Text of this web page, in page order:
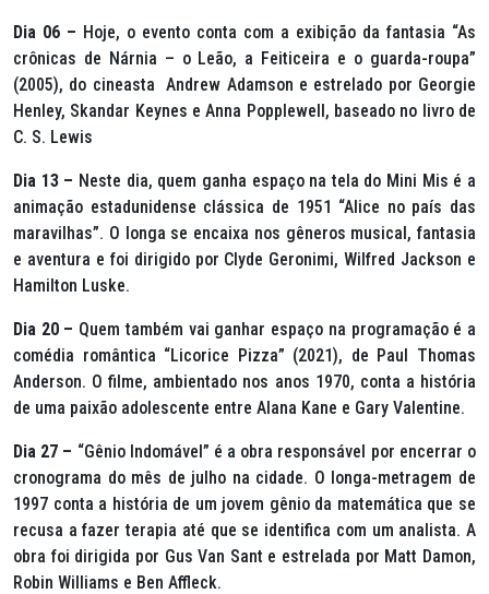
Dia 06 – Hoje, o evento conta com a exibição da fantasia “As
crônicas de Nárnia – o Leão, a Feiticeira e o guarda-roupa”
(2005), do cineasta Andrew Adamson e estrelado por Georgie
Henley, Skandar Keynes e Anna Popplewell, baseado no livro de
C. S. Lewis
Dia 13 – Neste dia, quem ganha espaço na tela do Mini Mis é a
animação estadunidense clássica de 1951 “Alice no país das
maravilhas”. O longa se encaixa nos gêneros musical, fantasia
e aventura e foi dirigido por Clyde Geronimi, Wilfred Jackson e
Hamilton Luske.
Dia 20 – Quem também vai ganhar espaço na programação é a
comédia romântica “Licorice Pizza” (2021), de Paul Thomas
Anderson. O filme, ambientado nos anos 1970, conta a história
de uma paixão adolescente entre Alana Kane e Gary Valentine.
Dia 27 – “Gênio Indomável” é a obra responsável por encerrar o
cronograma do mês de julho na cidade. O longa-metragem de
1997 conta a história de um jovem gênio da matemática que se
recusa a fazer terapia até que se identifica com um analista. A
obra foi dirigida por Gus Van Sant e estrelada por Matt Damon,
Robin Williams e Ben Affleck.